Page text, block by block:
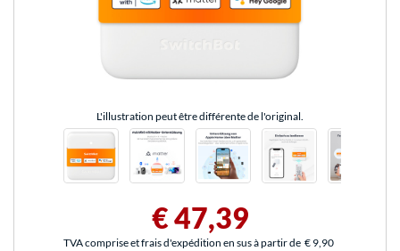
L'illustration peut être différente de l'original.
€ 47,39
TVA comprise et frais d'expédition en sus à partir de € 9,90